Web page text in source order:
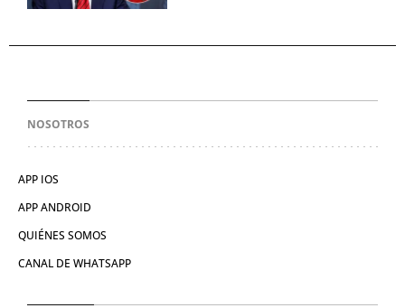
NOSOTROS
APP IOS
APP ANDROID
QUIÉNES SOMOS
CANAL DE WHATSAPP